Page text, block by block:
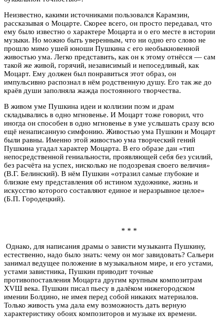
Неизвестно, какими источниками пользовался Карамзин,
рассказывая о Моцарте. Скорее всего, он просто передавал, что
ему было известно о характере Моцарта и о его месте в истории
музыки. Но можно быть уверенным, что ни одно его слово не
прошло мимо ушей юноши Пушкина с его необыкновенной
живостью ума. Легко представить, как он к этому отнёсся — сам
такой же живой, горячий, независимый и непоседливый, как
Моцарт. Ему должен был понравиться этот образ, он
импульсивно распознал в нём родственную душу. Его так же до
краёв души заполняла жажда постоянного творчества.
В живом уме Пушкина идеи и коллизии поэм и драм
складывались в одно мгновенье. И Моцарт тоже говорил, что
иногда он способен в одно мгновенье в уме услышать сразу всю
ещё ненаписанную симфонию. Живостью ума Пушкин и Моцарт
были равны. Именно этой живостью ума творческий гений
Пушкина угадал характер Моцарта. В его образе дан «тип
непосредственной гениальности, проявляющей себя без усилий,
без расчёта на успех, нисколько не подозревая своего величия»
(В.Г. Белинский). В нём Пушкин «отразил самые глубокие и
близкие ему представления об истином художнике, жизнь и
искусство которого составляют единое и неразрывное целое»
(Б.П. Городецкий).
* * *
Однако, для написания драмы о зависти музыканта Пушкину,
естественно, надо было знать: чему он мог завидовать? Сальери
занимал ведущее положение в музыкальном мире, и его устами,
устами завистника, Пушкин приводит точные
противопоставления Моцарта другим крупным композитрам
XVШ века. Пушкин писал пьесу в далёком нижегородском
имении Болдино, не имея перед собой никаких материалов.
Только живость ума дала ему возможность дать верную
характеристику обоих композиторов и музыке их времени.